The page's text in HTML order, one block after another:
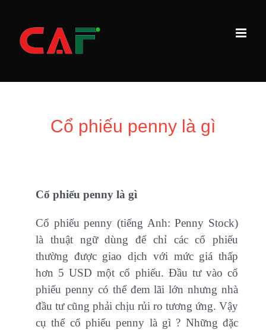
content
Cổ phiếu penny là gì
Cổ phiếu penny là gì
Cổ phiếu penny (tiếng Anh: Penny Stock)
là thuật ngữ dùng để chỉ các cổ phiếu
thường được giao dịch với mức giá thấp
hơn 5 USD một cổ phiếu. Đầu tư vào cổ
phiếu penny có thể đem lãi lớn nhưng nhà
đầu tư cũng phải chịu rủi ro tương ứng. Vậy
cụ thể cổ phiếu penny là gì ? Những đặc